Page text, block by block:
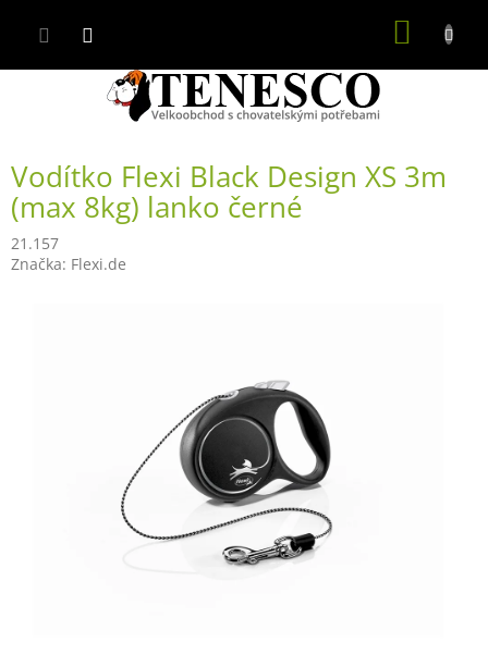
Vodítko Flexi Black Design XS 3m
(max 8kg) lanko černé
21.157
Značka: Flexi.de